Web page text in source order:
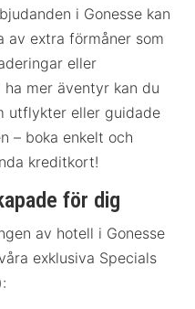
i Gonesse kan
av extra förmåner som
eller
mer äventyr kan du
utflykter eller guidade
– boka enkelt och
kreditkort!
för dig
av hotell i Gonesse
exklusiva Specials